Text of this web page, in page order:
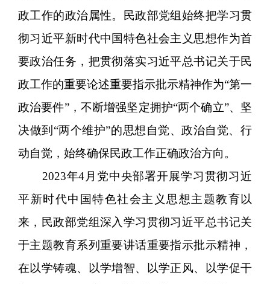
政工作的政治属性。民政部党组始终把学习贯
彻习近平新时代中国特色社会主义思想作为首
要政治任务，把贯彻落实习近平总书记关于民
政工作的重要论述重要指示批示精神作为“第一
政治要件”，不断增强坚定拥护“两个确立”、坚
决做到“两个维护”的思想自觉、政治自觉、行
动自觉，始终确保民政工作正确政治方向。
2023年4月党中央部署开展学习贯彻习近
平新时代中国特色社会主义思想主题教育以
来，民政部党组深入学习贯彻习近平总书记关
于主题教育系列重要讲话重要指示批示精神，
在以学铸魂、以学增智、以学正风、以学促干